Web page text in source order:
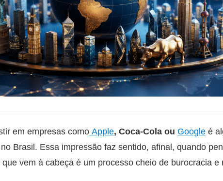
em empresas como Apple, Coca-Cola ou Google é
Brasil. Essa impressão faz sentido, afinal, quando
vem à cabeça é um processo cheio de burocracia e